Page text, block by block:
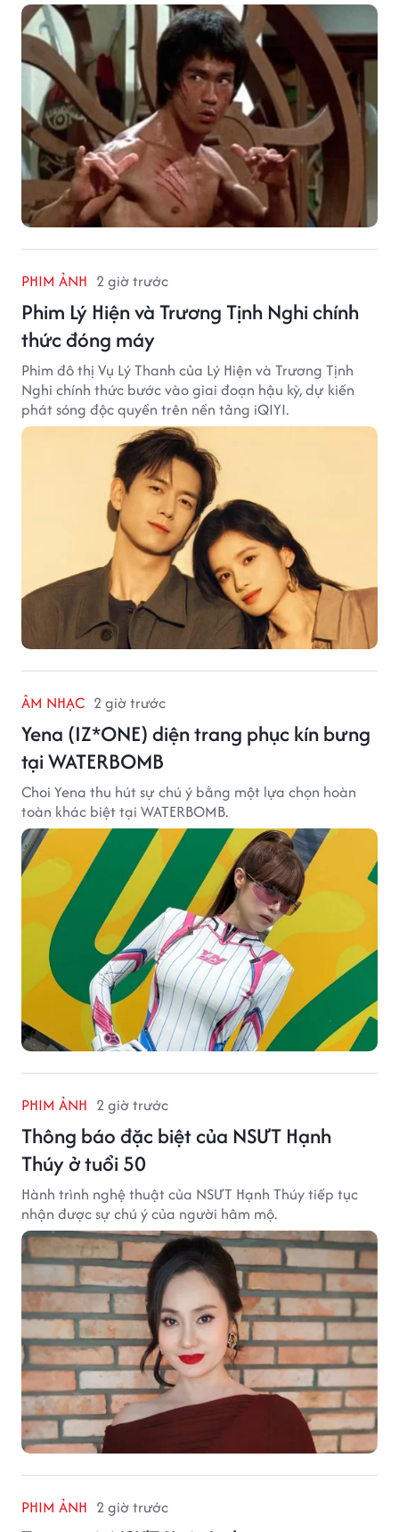
PHIM ẢNH 2 giờ trước
Phim Lý Hiện và Trương Tịnh Nghi chính
thức đóng máy
Phim đô thị Vụ Lý Thanh của Lý Hiện và Trương Tịnh
Nghi chính thức bước vào giai đoạn hậu kỳ, dự kiến
phát sóng độc quyền trên nền tảng iQIYI.
ÂM NHẠC 2 giờ trước
Yena (IZ*ONE) diện trang phục kín bưng
tại WATERBOMB
Choi Yena thu hút sự chú ý bằng một lựa chọn hoàn
toàn khác biệt tại WATERBOMB.
PHIM ẢNH 2 giờ trước
Thông báo đặc biệt của NSƯT Hạnh
Thúy ở tuổi 50
Hành trình nghệ thuật của NSƯT Hạnh Thúy tiếp tục
nhận được sự chú ý của người hâm mộ.
PHIM ẢNH 2 giờ trước